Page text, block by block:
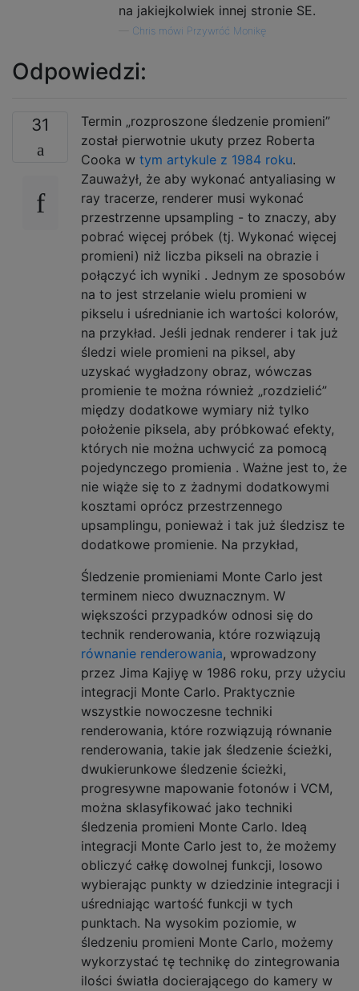
na jakiejkolwiek innej stronie SE.
Chris mówi Przywróć Monikę
Odpowiedzi:
31
Termin „rozproszone śledzenie promieni”
został pierwotnie ukuty przez Roberta
Cooka w tym artykule z 1984 roku.
Zauważył, że aby wykonać antyaliasing w
ray tracerze, renderer musi wykonać
przestrzenne upsampling - to znaczy, aby
pobrać więcej próbek (tj. Wykonać więcej
promieni) niż liczba pikseli na obrazie i
połączyć ich wyniki . Jednym ze sposobów
na to jest strzelanie wielu promieni w
pikselu i uśrednianie ich wartości kolorów,
na przykład. Jeśli jednak renderer i tak już
śledzi wiele promieni na piksel, aby
uzyskać wygładzony obraz, wówczas
promienie te można również „rozdzielić”
między dodatkowe wymiary niż tylko
położenie piksela, aby próbkować efekty,
których nie można uchwycić za pomocą
pojedynczego promienia . Ważne jest to, że
nie wiąże się to z żadnymi dodatkowymi
kosztami oprócz przestrzennego
upsamplingu, ponieważ i tak już śledzisz te
dodatkowe promienie. Na przykład,
Śledzenie promieniami Monte Carlo jest
terminem nieco dwuznacznym. W
większości przypadków odnosi się do
technik renderowania, które rozwiązują
równanie renderowania, wprowadzony
przez Jima Kajiyę w 1986 roku, przy użyciu
integracji Monte Carlo. Praktycznie
wszystkie nowoczesne techniki
renderowania, które rozwiązują równanie
renderowania, takie jak śledzenie ścieżki,
dwukierunkowe śledzenie ścieżki,
progresywne mapowanie fotonów i VCM,
można sklasyfikować jako techniki
śledzenia promieni Monte Carlo. Ideą
integracji Monte Carlo jest to, że możemy
obliczyć całkę dowolnej funkcji, losowo
wybierając punkty w dziedzinie integracji i
uśredniając wartość funkcji w tych
punktach. Na wysokim poziomie, w
śledzeniu promieni Monte Carlo, możemy
wykorzystać tę technikę do zintegrowania
ilości światła docierającego do kamery w